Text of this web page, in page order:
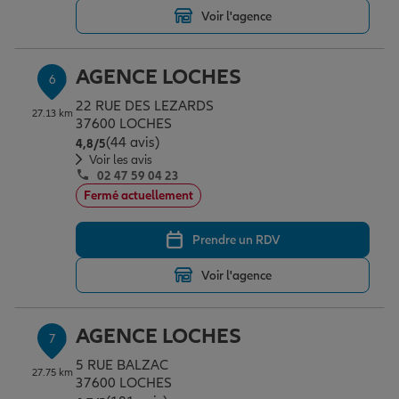
Voir l'agence
6
27.13 km
AGENCE LOCHES
22 RUE DES LEZARDS
37600 LOCHES
4,8/5Note de 4.8 sur 5
(44 avis)
Voir les avis
02 47 59 04 23
Fermé actuellement
Prendre un RDV
Voir l'agence
7
27.75 km
AGENCE LOCHES
5 RUE BALZAC
37600 LOCHES